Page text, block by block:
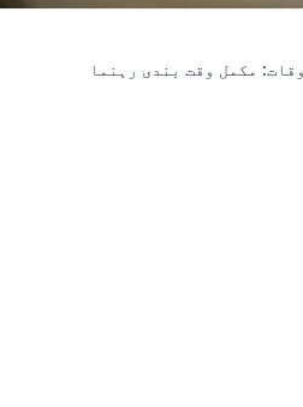
مکمل وقت بندی رہنما